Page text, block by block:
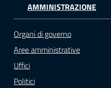
AMMINISTRAZIONE
Organi di governo
Aree amministrative
Uffici
Politici